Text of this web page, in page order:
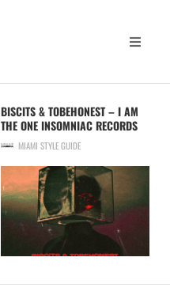
BISCITS & TOBEHONEST – I AM
THE ONE INSOMNIAC RECORDS
MIAMI STYLE GUIDE